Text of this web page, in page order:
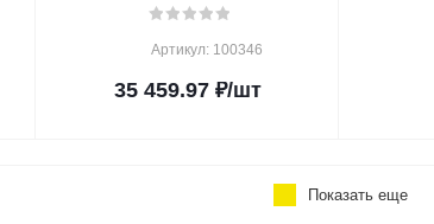
Артикул: 100346
35 459.97₽/шт
Показать еще